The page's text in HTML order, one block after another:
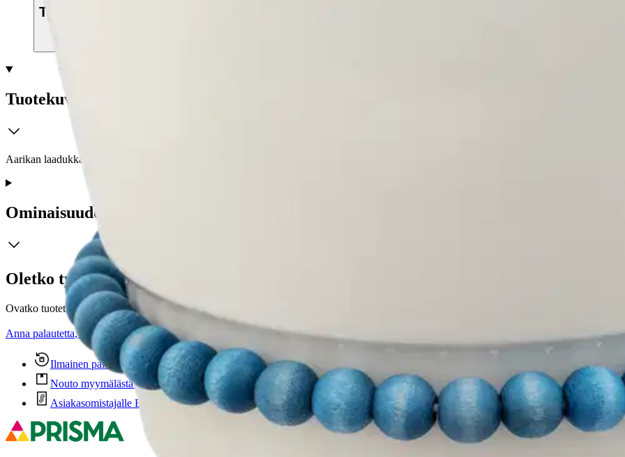
Tarkista myymäläsaatavuus
Tuotekuvaus
Aarikan laadukkaan Nuppu-sarjan ruukkuun sopii esimerkiksi tuore. Kulhoa koristaa puuhelmikranssi. 11 cm Ø 15 cm. Kulho on
Ominaisuudet
Oletko tyytyväinen tuotetietoihin?
Ovatko tuotetiedot riittävät? Jos tuotetiedoissa on puutteita tai niitä voisi muuten parantaa, anna palautetta.
Anna palautetta, Avautuu uuteen välilehteen
Ilmainen palautus 30 päivää.*
Nouto myymälästä ilman toimituskuluja.
Asiakasomistajalle Bonusta jopa 5 %.*